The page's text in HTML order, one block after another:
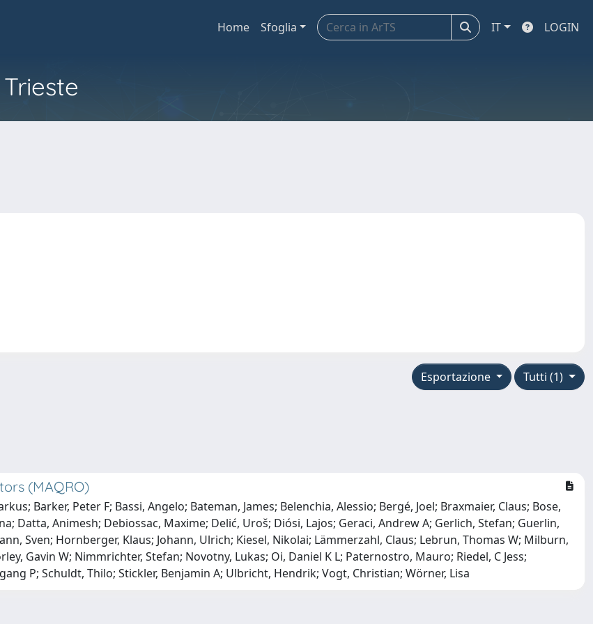
Home Sfoglia IT LOGIN
Tutti (1)
Esportazione
(MAQRO)
Barker, Peter F; Bassi, Angelo; Bateman, James; Belenchia, Alessio; Bergé, Joel; Braxmaier, Claus; Bose,
Datta, Animesh; Debiossac, Maxime; Delić, Uroš; Diósi, Lajos; Geraci, Andrew A; Gerlich, Stefan; Guerlin,
Sven; Hornberger, Klaus; Johann, Ulrich; Kiesel, Nikolai; Lämmerzahl, Claus; Lebrun, Thomas W; Milburn,
Gavin W; Nimmrichter, Stefan; Novotny, Lukas; Oi, Daniel K L; Paternostro, Mauro; Riedel, C Jess;
P; Schuldt, Thilo; Stickler, Benjamin A; Ulbricht, Hendrik; Vogt, Christian; Wörner, Lisa